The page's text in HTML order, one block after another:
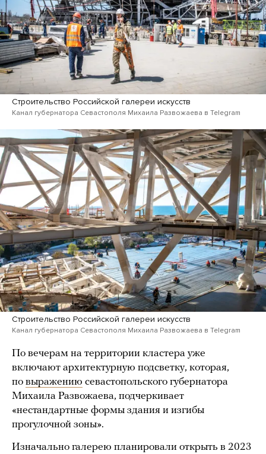
Строительство Российской галереи искусств
Канал губернатора Севастополя Михаила Развожаева в Telegram
Строительство Российской галереи искусств
Канал губернатора Севастополя Михаила Развожаева в Telegram
По вечерам на территории кластера уже
включают архитектурную подсветку, которая,
по выражению севастопольского губернатора
Михаила Развожаева, подчеркивает
«нестандартные формы здания и изгибы
прогулочной зоны».
Изначально галерею планировали открыть в 2023